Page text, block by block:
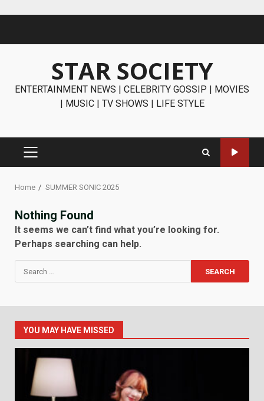
STAR SOCIETY
ENTERTAINMENT NEWS | CELEBRITY GOSSIP | MOVIES
| MUSIC | TV SHOWS | LIFE STYLE
PRIMARY
Home SUMMER SONIC 2025
Nothing Found
It seems we can’t find what you’re looking for.
Perhaps searching can help.
Search
for:
YOU MAY HAVE MISSED